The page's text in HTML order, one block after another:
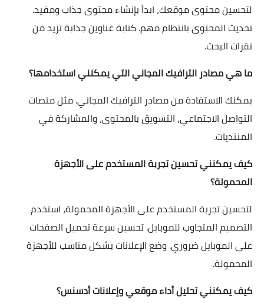
لتحسين محتوى موقعك، ابدأ بإنشاء محتوى جذاب ومفيد.
تحديث المحتوى بانتظام مهم. كتابة عناوين جذابة تزيد من
نقرات البحث.
ما هي مصادر الترافيك المجاني التي يمكنني استخدامها؟
يمكنك الاستفادة من مصادر الترافيك المجاني. مثل منصات
التواصل الاجتماعي، التسويق بالمحتوى، والمشاركة في
المنتديات.
كيف يمكنني تحسين تجربة المستخدم على الأجهزة
المحمولة؟
لتحسين تجربة المستخدم على الأجهزة المحمولة، استخدم
التصميم المتجاوب للموبايل. تحسين سرعة تحميل الصفحات
على الموبايل ضروري. وضع الإعلانات بشكل مناسب للأجهزة
المحمولة.
كيف يمكنني تحليل أداء موقعي وإعلانات أدسنس؟